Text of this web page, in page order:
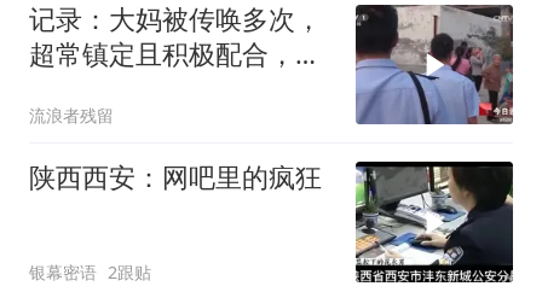
记录：大妈被传唤多次，
超常镇定且积极配合，反
流浪者残留
陕西西安：网吧里的疯狂
银幕密语 2跟贴